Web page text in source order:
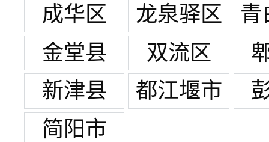
成华区
龙泉驿区
青
金堂县
双流区
新津县
都江堰市
简阳市